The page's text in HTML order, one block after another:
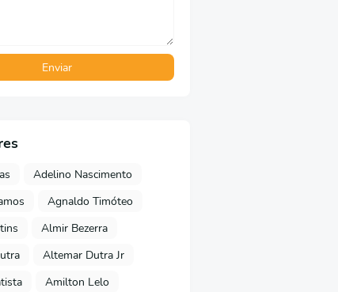
Adelino Nascimento
Agnaldo Timóteo
Almir Bezerra
Altemar Dutra Jr
Amilton Lelo